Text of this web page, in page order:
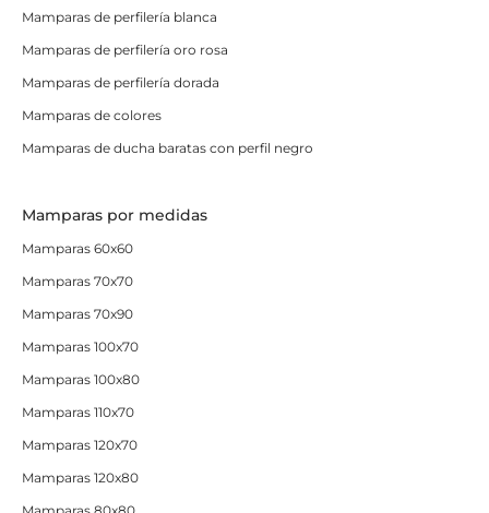
Mamparas de perfilería blanca
Mamparas de perfilería oro rosa
Mamparas de perfilería dorada
Mamparas de colores
Mamparas de ducha baratas con perfil negro
Mamparas por medidas
Mamparas 60x60
Mamparas 70x70
Mamparas 70x90
Mamparas 100x70
Mamparas 100x80
Mamparas 110x70
Mamparas 120x70
Mamparas 120x80